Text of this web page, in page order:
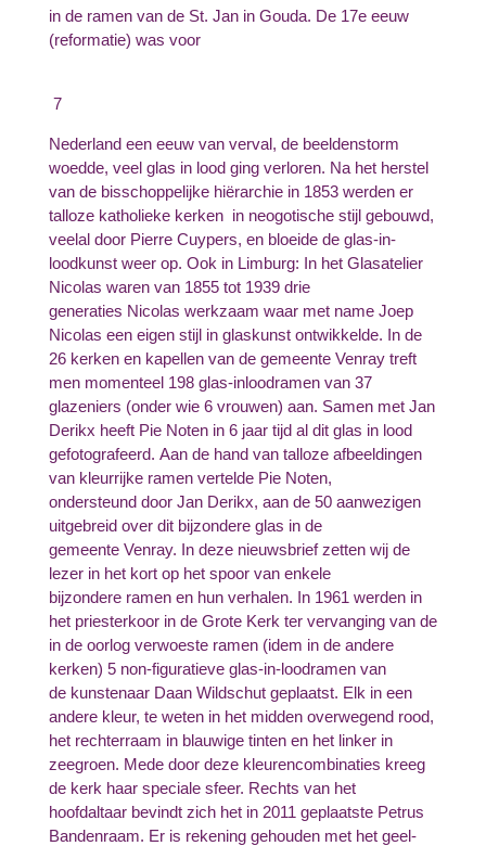
in de ramen van de St. Jan in Gouda. De 17e eeuw
(reformatie) was voor
7
Nederland een eeuw van verval, de beeldenstorm
woedde, veel glas in lood ging verloren. Na het herstel
van de bisschoppelijke hiërarchie in 1853 werden er
talloze katholieke kerken in neogotische stijl gebouwd,
veelal door Pierre Cuypers, en bloeide de glas-in-
loodkunst weer op. Ook in Limburg: In het Glasatelier
Nicolas waren van 1855 tot 1939 drie
generaties Nicolas werkzaam waar met name Joep
Nicolas een eigen stijl in glaskunst ontwikkelde. In de
26 kerken en kapellen van de gemeente Venray treft
men momenteel 198 glas-inloodramen van 37
glazeniers (onder wie 6 vrouwen) aan. Samen met Jan
Derikx heeft Pie Noten in 6 jaar tijd al dit glas in lood
gefotografeerd. Aan de hand van talloze afbeeldingen
van kleurrijke ramen vertelde Pie Noten,
ondersteund door Jan Derikx, aan de 50 aanwezigen
uitgebreid over dit bijzondere glas in de
gemeente Venray. In deze nieuwsbrief zetten wij de
lezer in het kort op het spoor van enkele
bijzondere ramen en hun verhalen. In 1961 werden in
het priesterkoor in de Grote Kerk ter vervanging van de
in de oorlog verwoeste ramen (idem in de andere
kerken) 5 non-figuratieve glas-in-loodramen van
de kunstenaar Daan Wildschut geplaatst. Elk in een
andere kleur, te weten in het midden overwegend rood,
het rechterraam in blauwige tinten en het linker in
zeegroen. Mede door deze kleurencombinaties kreeg
de kerk haar speciale sfeer. Rechts van het
hoofdaltaar bevindt zich het in 2011 geplaatste Petrus
Bandenraam. Er is rekening gehouden met het geel-